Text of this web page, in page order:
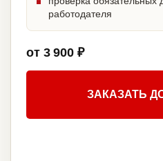
работодателя
от 3 900 ₽
ЗАКАЗАТЬ